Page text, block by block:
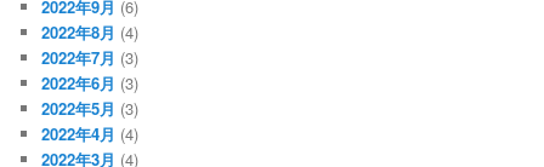
2022年9月 (6)
2022年8月 (4)
2022年7月 (3)
2022年6月 (3)
2022年5月 (3)
2022年4月 (4)
2022年3月 (4)